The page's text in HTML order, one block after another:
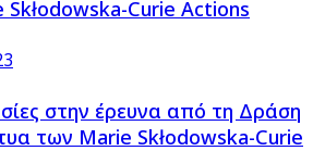
Curie Actions
στην έρευνα από τη Δράση
των Marie Skłodowska-Curie